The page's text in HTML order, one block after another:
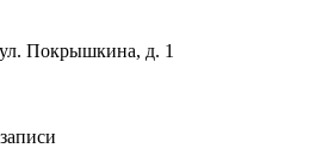
Покрышкина, д. 1